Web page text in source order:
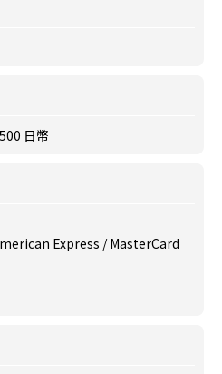
日幣
Express / MasterCard